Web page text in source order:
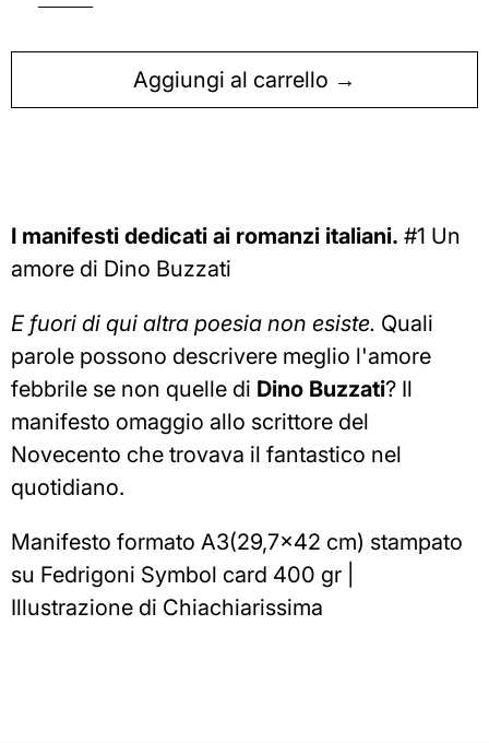
Aggiungi al carrello
I manifesti dedicati ai romanzi italiani. #1 Un
amore di Dino Buzzati
E fuori di qui altra poesia non esiste. Quali
parole possono descrivere meglio l'amore
febbrile se non quelle di Dino Buzzati? Il
manifesto omaggio allo scrittore del
Novecento che trovava il fantastico nel
quotidiano.
Manifesto formato A3(29,7x42 cm) stampato
su Fedrigoni Symbol card 400 gr |
Illustrazione di Chiachiarissima